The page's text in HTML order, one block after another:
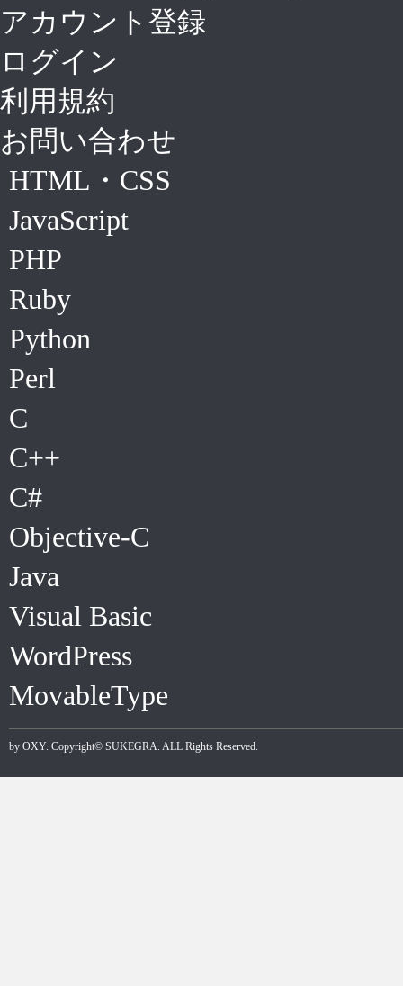
アカウント登録
ログイン
利用規約
お問い合わせ
HTML・CSS
JavaScript
PHP
Ruby
Python
Perl
C
C++
C#
Objective-C
Java
Visual Basic
WordPress
MovableType
by OXY. Copyright© SUKEGRA . ALL Rights Reserved.